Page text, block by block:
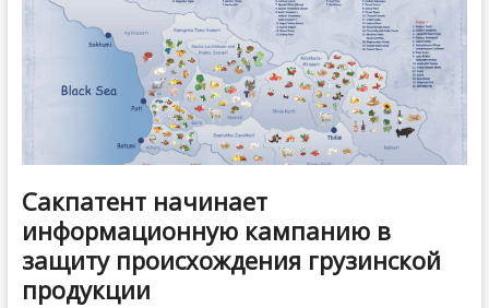
Сакпатент начинает
информационную кампанию в
защиту происхождения грузинской
продукции